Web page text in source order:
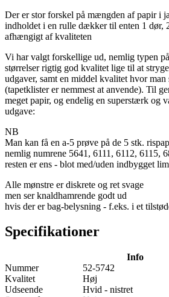
Der er stor forskel på mængden af papir i
indholdet i en rulle dækker til enten 1 dør,
afhængigt af kvaliteten
Vi har valgt forskellige ud, nemlig typen
størrelser rigtig god kvalitet lige til at
udgaver, samt en middel kvalitet hvor
(tapetklister er nemmest at anvende). Til
meget papir, og endelig en superstærk og
udgave:
NB
Man kan få en a-5 prøve på de 5 stk.
nemlig numrene 5641, 6111, 6112, 6115,
resten er ens - blot med/uden indbygget lim
Alle mønstre er diskrete og ret svage
men ser knaldhamrende godt ud
hvis der er bag-belysning - f.eks. i et
Specifikationer
Info
Nummer
52-5742
Kvalitet
Høj
Udseende
Hvid - nistret